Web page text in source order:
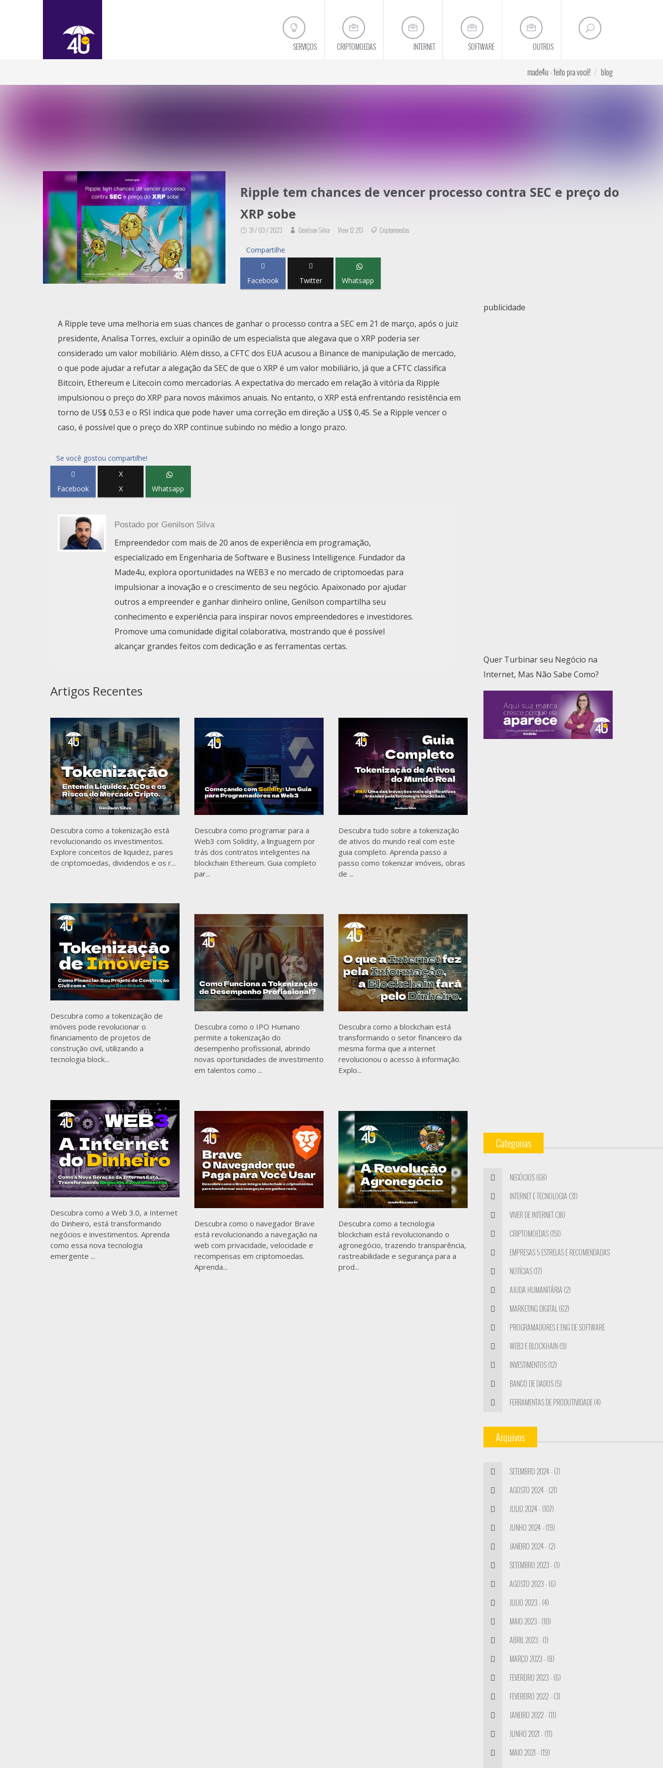
SERVIÇOS CRIPTOMOEDAS INTERNET SOFTWARE OUTROS
made4u - feito pra você! blog
Ajudamos você a obter resultados reais para aumentar o seu posicionamento online
Ripple tem chances de vencer processo contra SEC e preço do
XRP sobe
31 / 03 / 2023 Genilson Silva View 12.213 Criptomoedas
Compartilhe
Facebook Twitter Whatsapp
A Ripple teve uma melhoria em suas chances de ganhar o processo contra a SEC em 21 de março, após o juiz
presidente, Analisa Torres, excluir a opinião de um especialista que alegava que o XRP poderia ser
considerado um valor mobiliário. Além disso, a CFTC dos EUA acusou a Binance de manipulação de mercado,
o que pode ajudar a refutar a alegação da SEC de que o XRP é um valor mobiliário, já que a CFTC classifica
Bitcoin, Ethereum e Litecoin como mercadorias. A expectativa do mercado em relação à vitória da Ripple
impulsionou o preço do XRP para novos máximos anuais. No entanto, o XRP está enfrentando resistência em
torno de US$ 0,53 e o RSI indica que pode haver uma correção em direção a US$ 0,45. Se a Ripple vencer o
caso, é possível que o preço do XRP continue subindo no médio a longo prazo.
Se você gostou compartilhe!
Facebook
X
X
Whatsapp
Postado por Genilson Silva
Empreendedor com mais de 20 anos de experiência em programação,
especializado em Engenharia de Software e Business Intelligence. Fundador da
Made4u, explora oportunidades na WEB3 e no mercado de criptomoedas para
impulsionar a inovação e o crescimento de seu negócio. Apaixonado por ajudar
outros a empreender e ganhar dinheiro online, Genilson compartilha seu
conhecimento e experiência para inspirar novos empreendedores e investidores.
Promove uma comunidade digital colaborativa, mostrando que é possível
alcançar grandes feitos com dedicação e as ferramentas certas.
Artigos Recentes
Descubra como a tokenização está
revolucionando os investimentos.
Explore conceitos de liquidez, pares
de criptomoedas, dividendos e os r...
Descubra como programar para a
Web3 com Solidity, a linguagem por
trás dos contratos inteligentes na
blockchain Ethereum. Guia completo
par...
Descubra tudo sobre a tokenização
de ativos do mundo real com este
guia completo. Aprenda passo a
passo como tokenizar imóveis, obras
de ...
Descubra como a tokenização de
imóveis pode revolucionar o
financiamento de projetos de
construção civil, utilizando a
tecnologia block...
Descubra como o IPO Humano
permite a tokenização do
desempenho profissional, abrindo
novas oportunidades de investimento
em talentos como ...
Descubra como a blockchain está
transformando o setor financeiro da
mesma forma que a internet
revolucionou o acesso à informação.
Explo...
Descubra como a Web 3.0, a Internet
do Dinheiro, está transformando
negócios e investimentos. Aprenda
como essa nova tecnologia
emergente ...
Descubra como o navegador Brave
está revolucionando a navegação na
web com privacidade, velocidade e
recompensas em criptomoedas.
Aprenda...
Descubra como a tecnologia
blockchain está revolucionando o
agronegócio, trazendo transparência,
rastreabilidade e segurança para a
prod...
publicidade
Quer Turbinar seu Negócio na
Internet, Mas Não Sabe Como?
Categorias
NEGÓCIOS (68)
INTERNET E TECNOLOGIA (31)
VIVER DE INTERNET (38)
CRIPTOMOEDAS (151)
EMPRESAS 5 ESTRELAS E RECOMENDADAS
NOTÍCIAS (17)
AJUDA HUMANITÁRIA (2)
MARKETING DIGITAL (62)
PROGRAMADORES E ENG DE SOFTWARE
(12)
WEB3 E BLOCKHAIN (9)
INVESTIMENTOS (12)
BANCO DE DADOS (5)
FERRAMENTAS DE PRODUTIVIDADE (4)
Arquivos
SETEMBRO 2024 - (7)
AGOSTO 2024 - (21)
JULIO 2024 - (107)
JUNHO 2024 - (19)
JANEIRO 2024 - (2)
SETEMBRO 2023 - (1)
AGOSTO 2023 - (6)
JULIO 2023 - (4)
MAIO 2023 - (10)
ABRIL 2023 - (1)
MARÇO 2023 - (8)
FEVEREIRO 2023 - (6)
FEVEREIRO 2022 - (3)
JANEIRO 2022 - (11)
JUNHO 2021 - (11)
MAIO 2021 - (19)